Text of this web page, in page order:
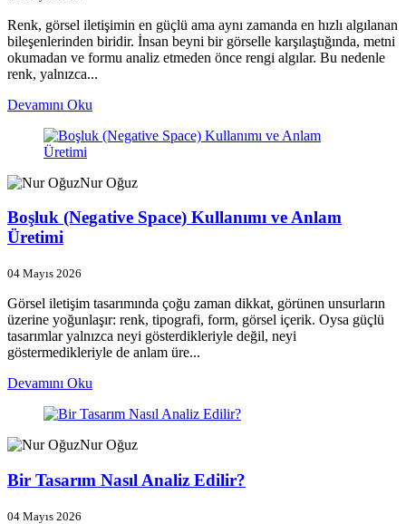
Renk, görsel iletişimin en güçlü ama aynı zamanda en hızlı algılanan
bileşenlerinden biridir. İnsan beyni bir görselle karşılaştığında, metni
okumadan ve formu analiz etmeden önce rengi algılar. Bu nedenle
renk, yalnızca...
Devamını Oku
Nur Oğuz
Boşluk (Negative Space) Kullanımı ve Anlam
Üretimi
04 Mayıs 2026
Görsel iletişim tasarımında çoğu zaman dikkat, görünen unsurların
üzerine yoğunlaşır: renk, tipografi, form, görsel içerik. Oysa güçlü
tasarımlar yalnızca neyi gösterdikleriyle değil, neyi
göstermedikleriyle de anlam üre...
Devamını Oku
Nur Oğuz
Bir Tasarım Nasıl Analiz Edilir?
04 Mayıs 2026